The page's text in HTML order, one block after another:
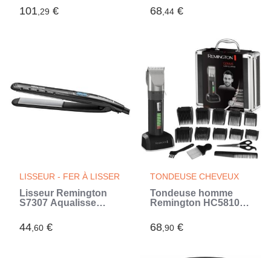
V2.0 - Coloris Exclusif
Rose/Violet - Lissage
101,29 €
Perfomance, qualité
pro, brillance -
68,44 €
LISSEUR - FER À LISSER
Lisseur Remington
S7307 Aqualisse
secs ou mouillés
(Blanc)
44,60 €
TONDEUSE CHEVEUX
Tondeuse homme
Remington HC5810
68,90 €